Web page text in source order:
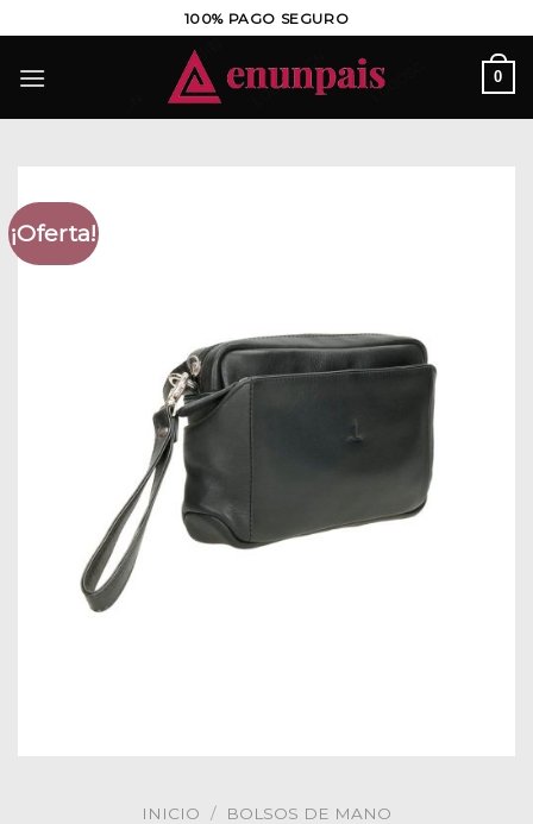
al
contenido
100% PAGO SEGURO
0
¡Oferta!
INICIO / BOLSOS DE MANO